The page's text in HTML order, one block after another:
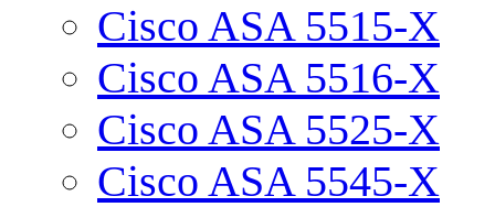
Cisco ASA 5515-X
Cisco ASA 5516-X
Cisco ASA 5525-X
Cisco ASA 5545-X